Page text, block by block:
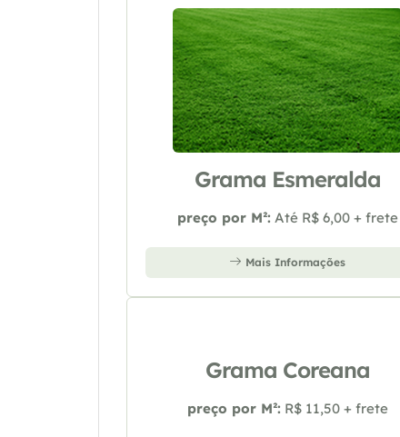
Grama Esmeralda
preço por M²: Até R$ 6,00 + frete
Mais Informações
Grama Coreana
preço por M²: R$ 11,50 + frete